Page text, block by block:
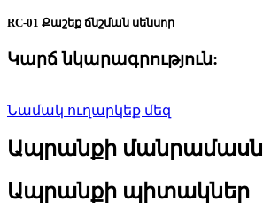
RC-01 Քաշեք ճնշման սենսոր
Կարճ նկարագրություն:
Նամակ ուղարկեք մեզ
Ապրանքի մանրամասն
Ապրանքի պիտակներ